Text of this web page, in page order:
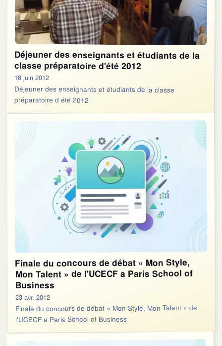
Déjeuner des enseignants et étudiants de la
classe préparatoire d'été 2012
18 juin 2012
Déjeuner des enseignants et étudiants de la classe
préparatoire d été 2012
Finale du concours de débat « Mon Style,
Mon Talent » de l'UCECF a Paris School of
Business
23 avr. 2012
Finale du concours de débat « Mon Style, Mon Talent » de
l'UCECF a Paris School of Business